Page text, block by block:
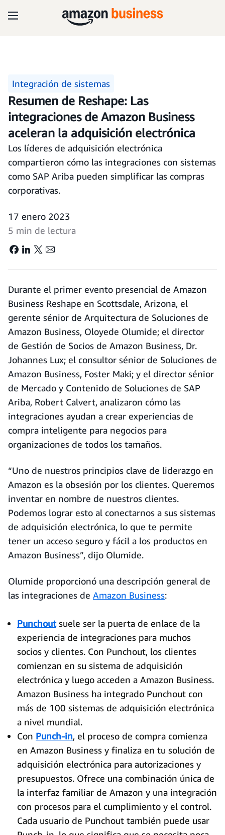
Integración de sistemas
Resumen de Reshape: Las
integraciones de Amazon Business
aceleran la adquisición electrónica
Los líderes de adquisición electrónica
compartieron cómo las integraciones con sistemas
como SAP Ariba pueden simplificar las compras
corporativas.
17 enero 2023
5 min de lectura
Durante el primer evento presencial de Amazon
Business Reshape en Scottsdale, Arizona, el
gerente sénior de Arquitectura de Soluciones de
Amazon Business, Oloyede Olumide; el director
de Gestión de Socios de Amazon Business, Dr.
Johannes Lux; el consultor sénior de Soluciones de
Amazon Business, Foster Maki; y el director sénior
de Mercado y Contenido de Soluciones de SAP
Ariba, Robert Calvert, analizaron cómo las
integraciones ayudan a crear experiencias de
compra inteligente para negocios para
organizaciones de todos los tamaños.
“Uno de nuestros principios clave de liderazgo en
Amazon es la obsesión por los clientes. Queremos
inventar en nombre de nuestros clientes.
Podemos lograr esto al conectarnos a sus sistemas
de adquisición electrónica, lo que te permite
tener un acceso seguro y fácil a los productos en
Amazon Business”, dijo Olumide.
Olumide proporcionó una descripción general de
las integraciones de Amazon Business:
Punchoutsuele ser la puerta de enlace de la
experiencia de integraciones para muchos
socios y clientes. Con Punchout, los clientes
comienzan en su sistema de adquisición
electrónica y luego acceden a Amazon Business.
Amazon Business ha integrado Punchout con
más de 100 sistemas de adquisición electrónica
a nivel mundial.
Con Punch-in, el proceso de compra comienza
en Amazon Business y finaliza en tu solución de
adquisición electrónica para autorizaciones y
presupuestos. Ofrece una combinación única de
la interfaz familiar de Amazon y una integración
con procesos para el cumplimiento y el control.
Cada usuario de Punchout también puede usar